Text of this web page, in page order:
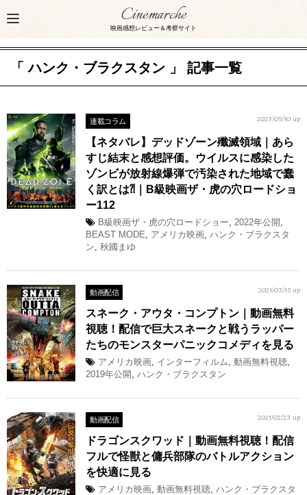
Cinemarche
映画感想レビュー＆考察サイト
「 ハンク・ブラクスタン 」 記事一覧
連載コラム 2023/05/10 up
【ネタバレ】デッドゾーン殲滅領域｜あら
すじ結末と感想評価。ウイルスに感染した
ゾンビが放射線爆弾で汚染された地域で蠢
く訳とは⁈｜B級映画ザ・虎の穴ロードショ
ー112
B級映画ザ・虎の穴ロードショー, 2022年公開 ,
BEAST MODE, アメリカ映画, ハンク・ブラクスタ
ン, 秋國まゆ
動画配信 2021/03/15 up
スネーク・アウタ・コンプトン｜動画無料
視聴！配信で巨大スネークと戦うラッパー
たちのモンスターパニックコメディを見る
アメリカ映画, インターフィルム, 動画無料視聴,
2019年公開 , ハンク・ブラクスタン
動画配信 2021/02/23 up
ドラゴンスクワッド｜動画無料視聴！配信
フルで怪獣と傭兵部隊のバトルアクション
を快適に見る
アメリカ映画, 動画無料視聴, ハンク・ブラクスタ